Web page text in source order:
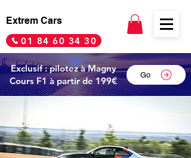
01 84 60 34 30
Extrem Cars
Exclusif : pilotez à Magny
Cours F1 à partir de 199€
Go